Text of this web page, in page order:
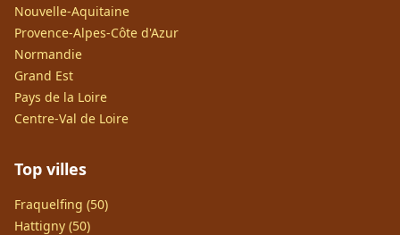
Nouvelle-Aquitaine
Provence-Alpes-Côte d'Azur
Normandie
Grand Est
Pays de la Loire
Centre-Val de Loire
Top villes
Fraquelfing (50)
Hattigny (50)